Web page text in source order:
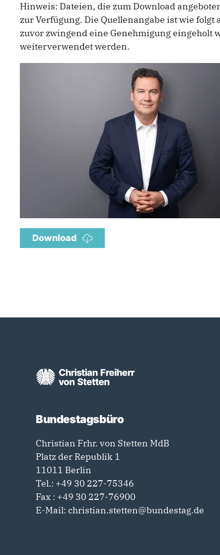
Hinweis: Dateien, die zum Download
zur Verfügung. Die Quellenangabe ist wie
zuvor zwingend eine Genehmigung eingeholt
weiterverwendet werden.
Download
Bundestagsbüro
Christian Frhr. von Stetten MdB
Platz der Republik 1
11011 Berlin
Tel.: +49 30 227-75346
Fax : +49 30 227-76900
E-Mail: christian.stetten@bundestag.de